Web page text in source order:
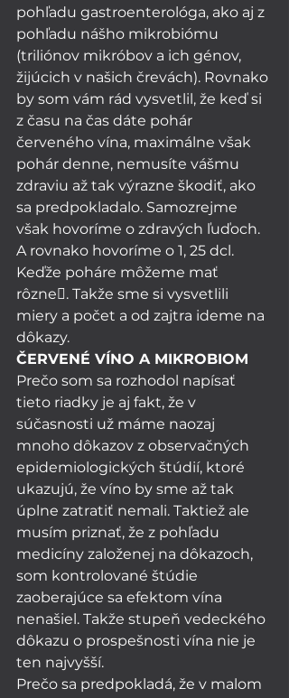
pohľadu gastroenterológa, ako aj z
pohľadu nášho mikrobiómu
(triliónov mikróbov a ich génov,
žijúcich v našich črevách). Rovnako
by som vám rád vysvetlil, že keď si
z času na čas dáte pohár
červeného vína, maximálne však
pohár denne, nemusíte vášmu
zdraviu až tak výrazne škodiť, ako
sa predpokladalo. Samozrejme
však hovoríme o zdravých ľuďoch.
A rovnako hovoríme o 1, 25 dcl.
Keďže poháre môžeme mať
rôzne. Takže sme si vysvetlili
miery a počet a od zajtra ideme na
dôkazy.
ČERVENÉ VÍNO A MIKROBIOM
Prečo som sa rozhodol napísať
tieto riadky je aj fakt, že v
súčasnosti už máme naozaj
mnoho dôkazov z observačných
epidemiologických štúdií, ktoré
ukazujú, že víno by sme až tak
úplne zatratiť nemali. Taktiež ale
musím priznať, že z pohľadu
medicíny založenej na dôkazoch,
som kontrolované štúdie
zaoberajúce sa efektom vína
nenašiel. Takže stupeň vedeckého
dôkazu o prospešnosti vína nie je
ten najvyšší.
Prečo sa predpokladá, že v malom